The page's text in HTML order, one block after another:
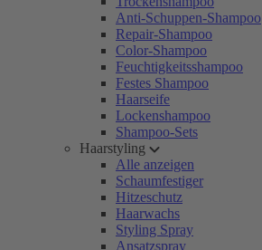
Anti-Schuppen-Shampoo
Repair-Shampoo
Color-Shampoo
Feuchtigkeitsshampoo
Festes Shampoo
Haarseife
Lockenshampoo
Shampoo-Sets
Haarstyling
Alle anzeigen
Schaumfestiger
Hitzeschutz
Haarwachs
Styling Spray
Ansatzspray